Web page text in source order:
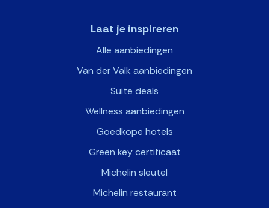
Laat je inspireren
Alle aanbiedingen
Van der Valk aanbiedingen
Suite deals
Wellness aanbiedingen
Goedkope hotels
Green key certificaat
Michelin sleutel
Michelin restaurant